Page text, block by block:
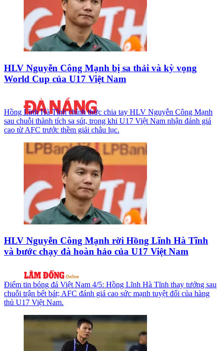
HLV Nguyễn Công Mạnh bị sa thải và kỳ vọng
World Cup của U17 Việt Nam
Hồng Lĩnh Hà Tĩnh chính thức chia tay HLV Nguyễn Công Mạnh
sau chuỗi thành tích sa sút, trong khi U17 Việt Nam nhận đánh giá
cao từ AFC trước thềm giải châu lục.
HLV Nguyễn Công Mạnh rời Hồng Lĩnh Hà Tĩnh
và bước chạy đà hoàn hảo của U17 Việt Nam
Điểm tin bóng đá Việt Nam 4/5: Hồng Lĩnh Hà Tĩnh thay tướng sau
chuỗi trận bết bát; AFC đánh giá cao sức mạnh tuyệt đối của hàng
thủ U17 Việt Nam.